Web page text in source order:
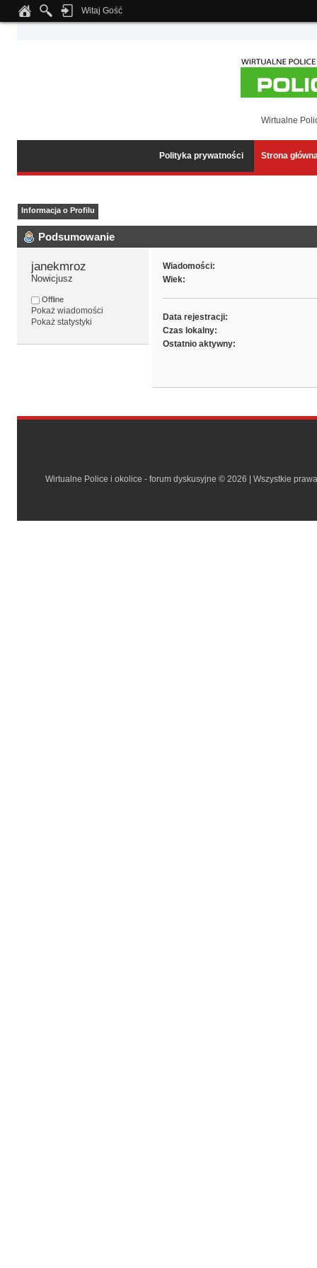
Notice: Undefined index: tapatalk_body_hook in
Witaj Gość
Wirtualne
Polityka prywatności Strona
Informacja o Profilu
Podsumowanie
janekmroz
Nowicjusz
Offline
Pokaż wiadomości
Pokaż statystyki
Wiadomości:
Wiek:
Data rejestracji:
Czas lokalny:
Ostatnio aktywny:
Wirtualne Police i okolice - forum dyskusyjne © 2026 | Wszystkie